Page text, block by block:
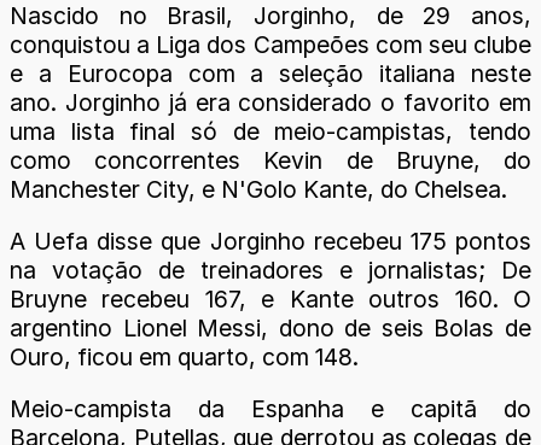
Nascido no Brasil, Jorginho, de 29 anos,
conquistou a Liga dos Campeões com seu clube
e a Eurocopa com a seleção italiana neste
ano. Jorginho já era considerado o favorito em
uma lista final só de meio-campistas, tendo
como concorrentes Kevin de Bruyne, do
Manchester City, e N'Golo Kante, do Chelsea.
A Uefa disse que Jorginho recebeu 175 pontos
na votação de treinadores e jornalistas; De
Bruyne recebeu 167, e Kante outros 160. O
argentino Lionel Messi, dono de seis Bolas de
Ouro, ficou em quarto, com 148.
Meio-campista da Espanha e capitã do
Barcelona, Putellas, que derrotou as colegas de